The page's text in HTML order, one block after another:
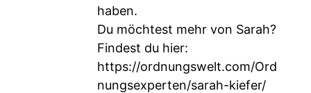
haben.
Du möchtest mehr von Sarah?
Findest du hier:
https://ordnungswelt.com/Ord
nungsexperten/sarah-kiefer/